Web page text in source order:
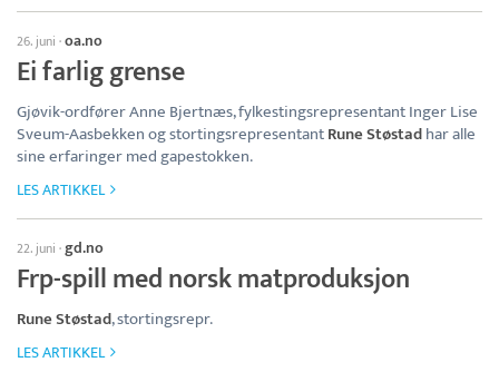
26. juni ·oa.no
Ei farlig grense
Gjøvik-ordfører Anne Bjertnæs, fylkestingsrepresentant Inger Lise
Sveum-Aasbekken og stortingsrepresentantRune Støstadhar alle
sine erfaringer med gapestokken.
LES ARTIKKEL
22. juni ·gd.no
Frp-spill med norsk matproduksjon
Rune Støstad, stortingsrepr.
LES ARTIKKEL